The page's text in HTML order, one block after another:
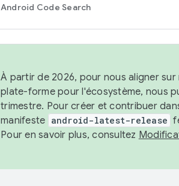
Android Code Search
À partir de 2026, pour nous aligner
plate-forme pour l'écosystème, nous
trimestre. Pour créer et contribuer
manifeste android-latest-release
Pour en savoir plus, consultez